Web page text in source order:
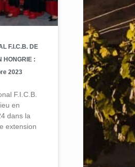
F.I.C.B. DE
HONGRIE :
2023
F.I.C.B.
en
dans la
extension